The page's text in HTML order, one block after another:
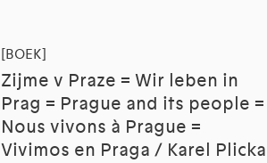
[BOEK]
Zijme v Praze = Wir leben in
Prag = Prague and its people =
Nous vivons à Prague =
Vivimos en Praga / Karel Plicka